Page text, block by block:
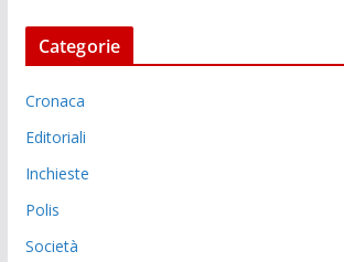
Categorie
Cronaca
Editoriali
Inchieste
Polis
Società